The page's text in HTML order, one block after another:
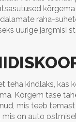
raha-
uurige järgmisi
teha kindlaks, kas
Kõrgem tase
mis teeb
on auto